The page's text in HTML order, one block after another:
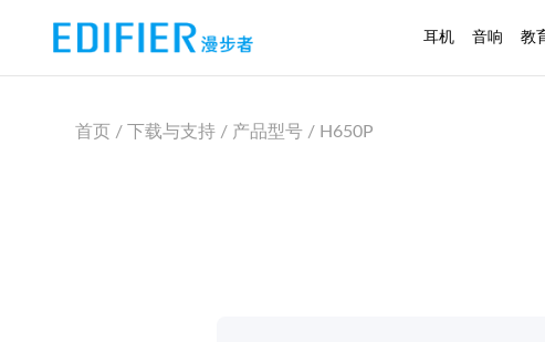
耳机 音响 教
首页 / 下载与支持 / 产品型号 / H650P